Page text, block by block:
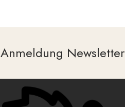
Anmeldung Newsletter